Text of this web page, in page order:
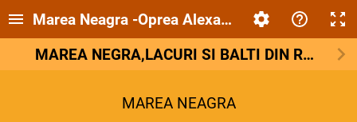
Marea Neagra -Oprea Alexandra
MAREA NEGRA,LACURI SI BALTI DIN ROMANIA
MAREA NEAGRA